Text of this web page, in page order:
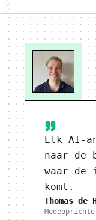
Elk AI-
naar de
waar de
komt.
Thomas de